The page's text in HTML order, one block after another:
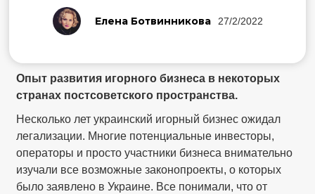
Елена Ботвинникова 27/2/2022
Опыт развития игорного бизнеса в некоторых
странах постсоветского пространства.
Несколько лет украинский игорный бизнес ожидал
легализации. Многие потенциальные инвесторы,
операторы и просто участники бизнеса внимательно
изучали все возможные законопроекты, о которых
было заявлено в Украине. Все понимали, что от